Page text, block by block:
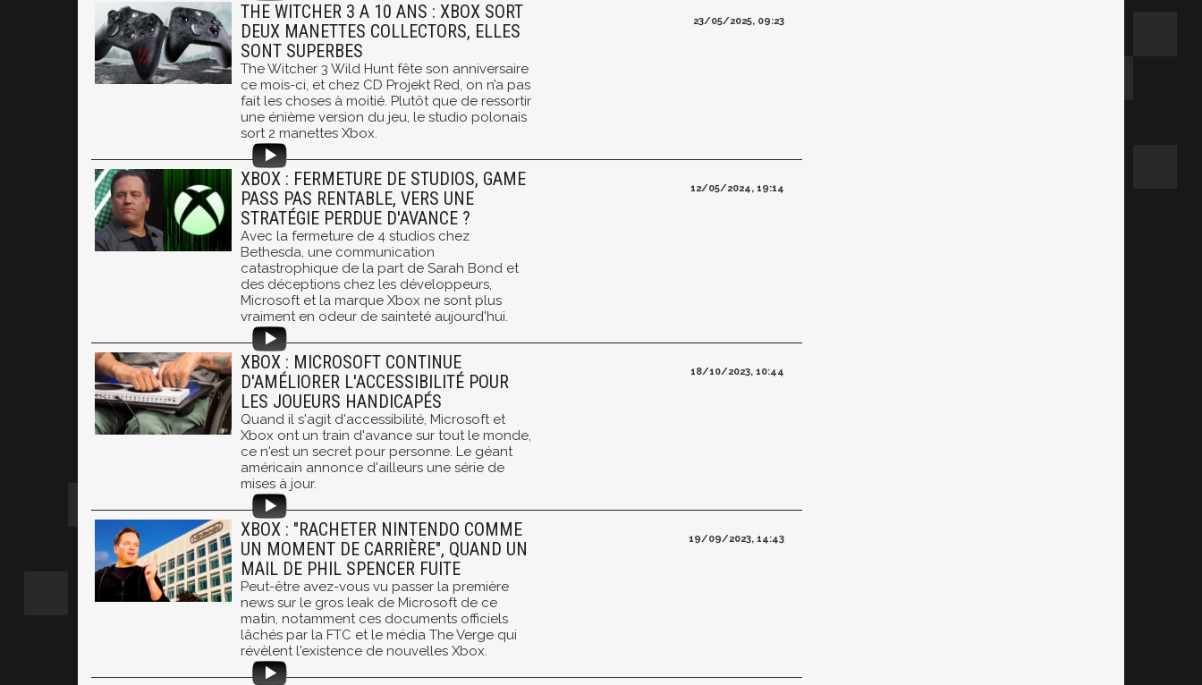
THE WITCHER 3 A 10 ANS : XBOX SORT
DEUX MANETTES COLLECTORS, ELLES
SONT SUPERBES
The Witcher 3 Wild Hunt fête son anniversaire
ce mois-ci, et chez CD Projekt Red, on n’a pas
fait les choses à moitié. Plutôt que de ressortir
une énième version du jeu, le studio polonais
sort 2 manettes Xbox.
23/05/2025, 09:23
XBOX : FERMETURE DE STUDIOS, GAME
PASS PAS RENTABLE, VERS UNE
STRATÉGIE PERDUE D'AVANCE ?
Avec la fermeture de 4 studios chez
Bethesda, une communication
catastrophique de la part de Sarah Bond et
des déceptions chez les développeurs,
Microsoft et la marque Xbox ne sont plus
vraiment en odeur de sainteté aujourd'hui.
12/05/2024, 19:14
XBOX : MICROSOFT CONTINUE
D'AMÉLIORER L'ACCESSIBILITÉ POUR
LES JOUEURS HANDICAPÉS
Quand il s'agit d'accessibilité, Microsoft et
Xbox ont un train d'avance sur tout le monde,
ce n'est un secret pour personne. Le géant
américain annonce d'ailleurs une série de
mises à jour.
18/10/2023, 10:44
XBOX : "RACHETER NINTENDO COMME
UN MOMENT DE CARRIÈRE", QUAND UN
MAIL DE PHIL SPENCER FUITE
Peut-être avez-vous vu passer la première
news sur le gros leak de Microsoft de ce
matin, notamment ces documents officiels
lâchés par la FTC et le média The Verge qui
révèlent l'existence de nouvelles Xbox.
19/09/2023, 14:43